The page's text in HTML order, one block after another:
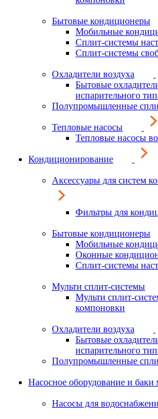
Бытовые кондиционеры
Мобильные
Сплит-системы
Сплит-системы
Охладители воздуха
Бытовые
испарительного
Полупромышленные
Тепловые насосы
Тепловые насосы
Кондиционирование
Аксессуары для систем
Фильтры для
Бытовые кондиционеры
Мобильные
Оконные
Сплит-системы
Мульти сплит-системы
Мульти сплит-
компоновки
Охладители воздуха
Бытовые
испарительного
Полупромышленные
Насосное оборудование и
Насосы для